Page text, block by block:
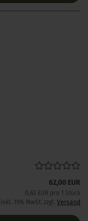
62,00 EUR
0,62 EUR pro 1 Stück
inkl. 19% MwSt. zzgl. Versand